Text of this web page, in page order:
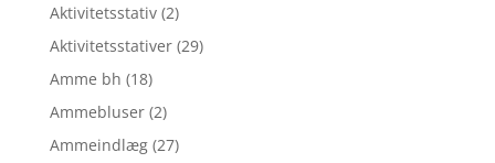
Aktivitetsstativ (2)
Aktivitetsstativer (29)
Amme bh (18)
Ammebluser (2)
Ammeindlæg (27)